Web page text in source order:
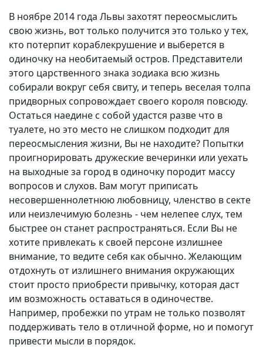
В ноябре 2014 года Львы захотят переосмыслить
свою жизнь, вот только получится это только у тех,
кто потерпит кораблекрушение и выберется в
одиночку на необитаемый остров. Представители
этого царственного знака зодиака всю жизнь
собирали вокруг себя свиту, и теперь веселая толпа
придворных сопровождает своего короля повсюду.
Остаться наедине с собой удастся разве что в
туалете, но это место не слишком подходит для
переосмысления жизни, Вы не находите? Попытки
проигнорировать дружеские вечеринки или уехать
на выходные за город в одиночку породит массу
вопросов и слухов. Вам могут приписать
несовершеннолетнюю любовницу, членство в секте
или неизлечимую болезнь - чем нелепее слух, тем
быстрее он станет распространяться. Если Вы не
хотите привлекать к своей персоне излишнее
внимание, то ведите себя как обычно. Желающим
отдохнуть от излишнего внимания окружающих
стоит просто приобрести привычку, которая даст
им возможность оставаться в одиночестве.
Например, пробежки по утрам не только позволят
поддерживать тело в отличной форме, но и помогут
привести мысли в порядок.